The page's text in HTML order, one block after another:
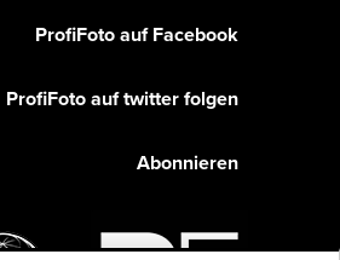
ProfiFoto auf Facebook
ProfiFoto auf twitter folgen
Abonnieren